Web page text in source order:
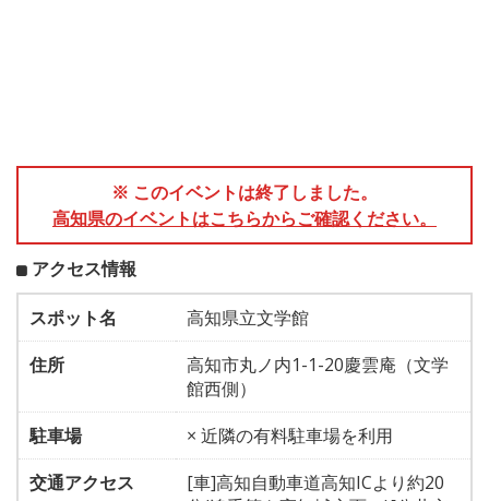
※ このイベントは終了しました。
高知県のイベントはこちらからご確認ください。
アクセス情報
スポット名
高知県立文学館
住所
高知市丸ノ内1-1-20慶雲庵（文学
館西側）
駐車場
× 近隣の有料駐車場を利用
交通アクセス
[車]高知自動車道高知ICより約20